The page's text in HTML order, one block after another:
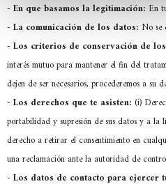
- En que basamos la legitimación: En
- La comunicación de los datos: No se
- Los criterios de conservación de
interés mutuo para mantener el fin del
dejen de ser necesarios, procederemos a su
- Los derechos que te asisten: (i)
portabilidad y supresión de sus datos y a
derecho a retirar el consentimiento en
una reclamación ante la autoridad de
- Los datos de contacto para ejercer